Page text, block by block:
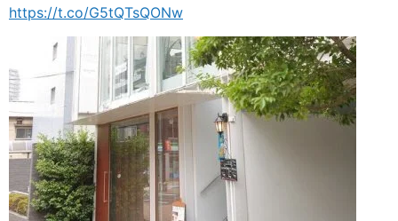
https://t.co/G5tQTsQONw